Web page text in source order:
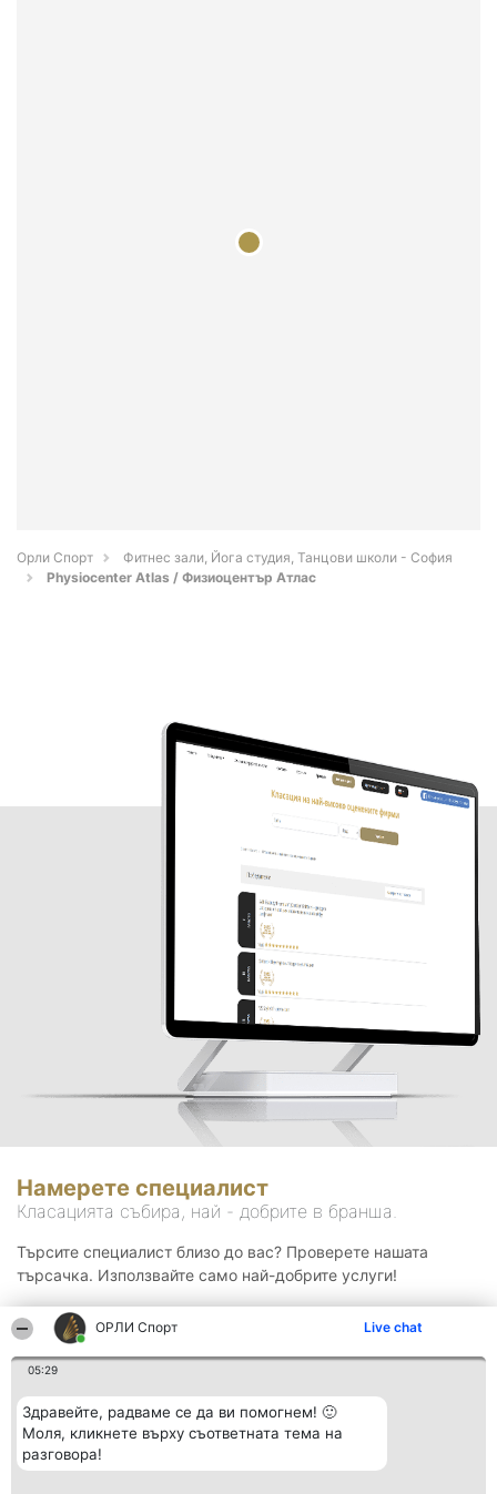
ОРЛИ Спорт Live chat
05:29
Здравейте, радваме се да ви помогнем! 🙂
Моля, кликнете върху съответната тема на
разговора!
Орли Спорт
Фитнес зали, Йога студия, Танцови школи - София
Physiocenter Atlas / Физиоцентър Атлас
Намерете специалист
Класацията събира, най - добрите в бранша.
Търсите специалист близо до вас? Проверете нашата
търсачка. Използвайте само най-добрите услуги!